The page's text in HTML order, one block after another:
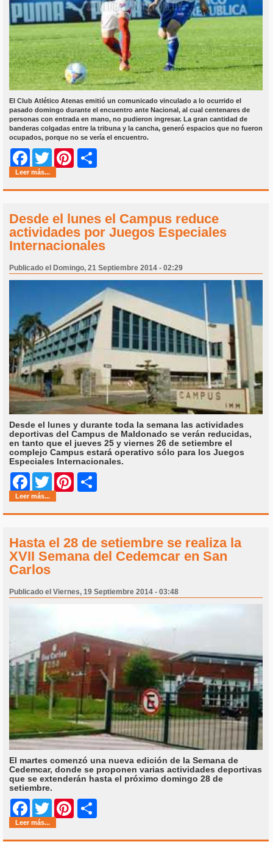
El Club Atlético Atenas emitió un comunicado vinculado a lo ocurrido el
pasado domingo durante el encuentro ante Nacional, al cual centenares de
personas con entrada en mano, no pudieron ingresar. La gran cantidad de
banderas colgadas entre la tribuna y la cancha, generó espacios que no fueron
ocupados, porque no se vería el encuentro.
Facebook
Twitter Pinterest
Leer más...
Desde el lunes el Campus reduce
actividades por Juegos Especiales
Internacionales
Publicado el Domingo, 21 Septiembre 2014 - 02:29
Desde el lunes y durante toda la semana las actividades
deportivas del Campus de Maldonado se verán reducidas,
en tanto que el jueves 25 y viernes 26 de setiembre el
complejo Campus estará operativo sólo para los Juegos
Especiales Internacionales.
Facebook
Twitter Pinterest
Leer más...
Hasta el 28 de setiembre se realiza la
XVII Semana del Cedemcar en San
Carlos
Publicado el Viernes, 19 Septiembre 2014 - 03:48
El martes comenzó una nueva edición de la Semana de
Cedemcar, donde se proponen varias actividades deportivas
que se extenderán hasta el próximo domingo 28 de
setiembre.
Facebook
Twitter Pinterest
Leer más...